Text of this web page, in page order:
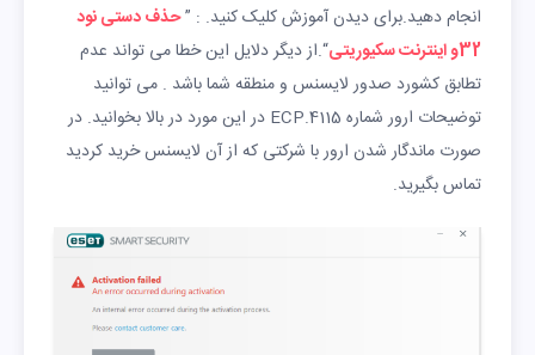
انجام دهید.برای دیدن آموزش کلیک کنید. : ”حذف دستی نود
32و اینترنت سکیوریتی
“.از دیگر دلایل این خطا می تواند عدم
تطابق کشورد صدور لایسنس و منطقه شما باشد . می توانید
توضیحات ارور شماره ECP.4115 در این مورد در بالا بخوانید. در
صورت ماندگار شدن ارور با شرکتی که از آن لایسنس خرید کردید
تماس بگیرید.